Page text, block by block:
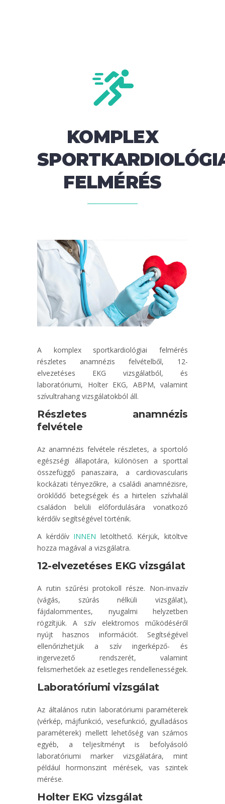
KOMPLEX
FELMÉRÉS
A komplex sportkardiológiai felmérés
részletes anamnézis felvételből, 12-
elvezetéses EKG vizsgálatból, és
laboratóriumi, Holter EKG, ABPM, valamint
szívultrahang vizsgálatokból áll.
Részletes anamnézis
felvétele
Az anamnézis felvétele részletes, a sportoló
egészségi állapotára, különösen a sporttal
összefüggő panaszaira, a cardiovascularis
kockázati tényezőkre, a családi anamnézisre,
öröklődő betegségek és a hirtelen szívhalál
családon belüli előfordulására vonatkozó
kérdőív segítségével történik.
A kérdőív INNEN letölthető. Kérjük, kitöltve
hozza magával a vizsgálatra.
12-elvezetéses EKG vizsgálat
A rutin szűrési protokoll része. Non-invazív
(vágás, szúrás nélküli vizsgálat),
fájdalommentes, nyugalmi helyzetben
rögzítjük. A szív elektromos működéséről
nyújt hasznos információt. Segítségével
ellenőrizhetjük a szív ingerképző- és
ingervezető rendszerét, valamint
felismerhetőek az esetleges rendellenességek.
Laboratóriumi vizsgálat
Az általános rutin laboratóriumi paraméterek
(vérkép, májfunkció, vesefunkció, gyulladásos
paraméterek) mellett lehetőség van számos
egyéb, a teljesítményt is befolyásoló
laboratóriumi marker vizsgálatára, mint
például hormonszint mérések, vas szintek
mérése.
Holter EKG vizsgálat